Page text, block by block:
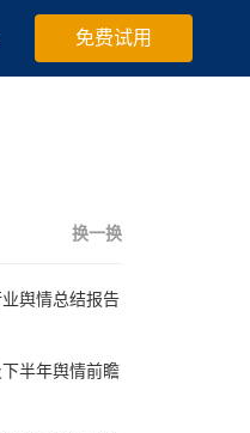
免费试用
换一换
舆情总结报告
半年舆情前瞻